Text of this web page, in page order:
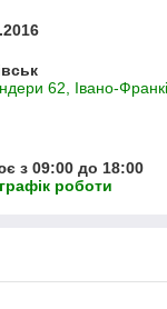
62, Івано-
з 09:00 до 18:00
роботи